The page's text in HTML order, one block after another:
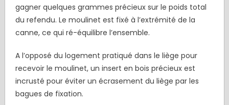
gagner quelques grammes précieux sur le poids total
du refendu. Le moulinet est fixé à l’extrémité de la
canne, ce qui ré-équilibre l’ensemble.
A l’opposé du logement pratiqué dans le liège pour
recevoir le moulinet, un insert en bois précieux est
incrusté pour éviter un écrasement du liège par les
bagues de fixation.